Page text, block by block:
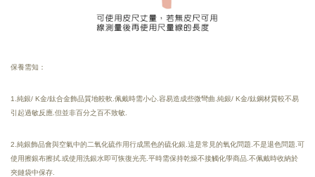
保養需知：
1.純銀/ K金/鈦合金飾品質地較軟.佩戴時需小心.容易造成些微彎曲.純銀/ K金/鈦鋼材質較不易
引起過敏反應.但並非百分之百不致敏.
2.純銀飾品會與空氣中的二氧化硫作用行成黑色的硫化銀.這是常見的氧化問題.不是退色問題.可
使用擦銀布擦拭.或使用洗銀水即可恢復光亮. 平時需保持乾燥不接觸化學商品. 不佩戴時收納於
夾鏈袋中保存.